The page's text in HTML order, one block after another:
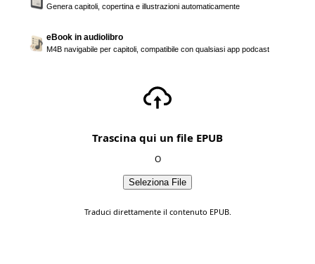
Genera capitoli, copertina e illustrazioni automaticamente
eBook in audiolibro
M4B navigabile per capitoli, compatibile con qualsiasi app podcast
Trascina qui un file EPUB
O
Seleziona File
Traduci direttamente il contenuto EPUB.